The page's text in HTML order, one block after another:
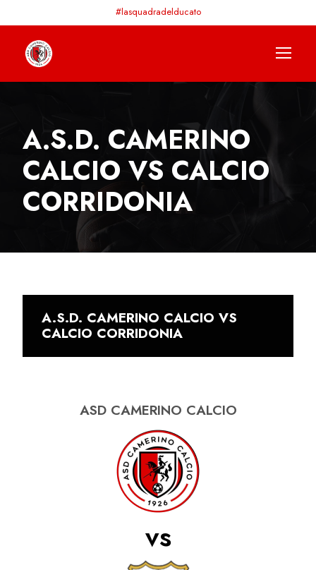
#lasquadradelducato
A.S.D. CAMERINO
CALCIO VS CALCIO
CORRIDONIA
A.S.D. CAMERINO CALCIO VS
CALCIO CORRIDONIA
ASD CAMERINO CALCIO
vs